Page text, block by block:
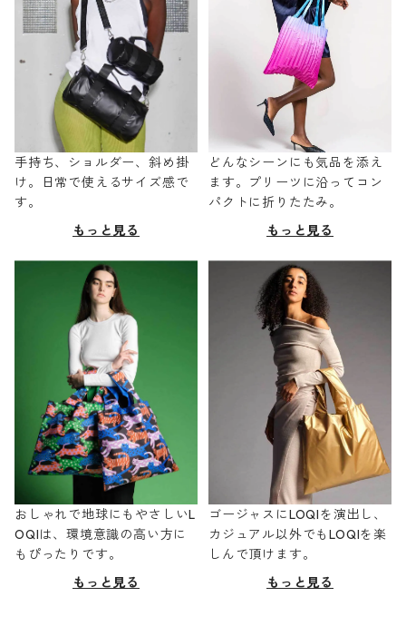
手持ち、ショルダー、斜め掛
け。日常で使えるサイズ感で
す。
もっと見る
どんなシーンにも気品を添え
ます。プリーツに沿ってコン
パクトに折りたたみ。
もっと見る
おしゃれで地球にもやさしいL
OQIは、環境意識の高い方に
もぴったりです。
もっと見る
ゴージャスにLOQIを演出し、
カジュアル以外でもLOQIを楽
しんで頂けます。
もっと見る